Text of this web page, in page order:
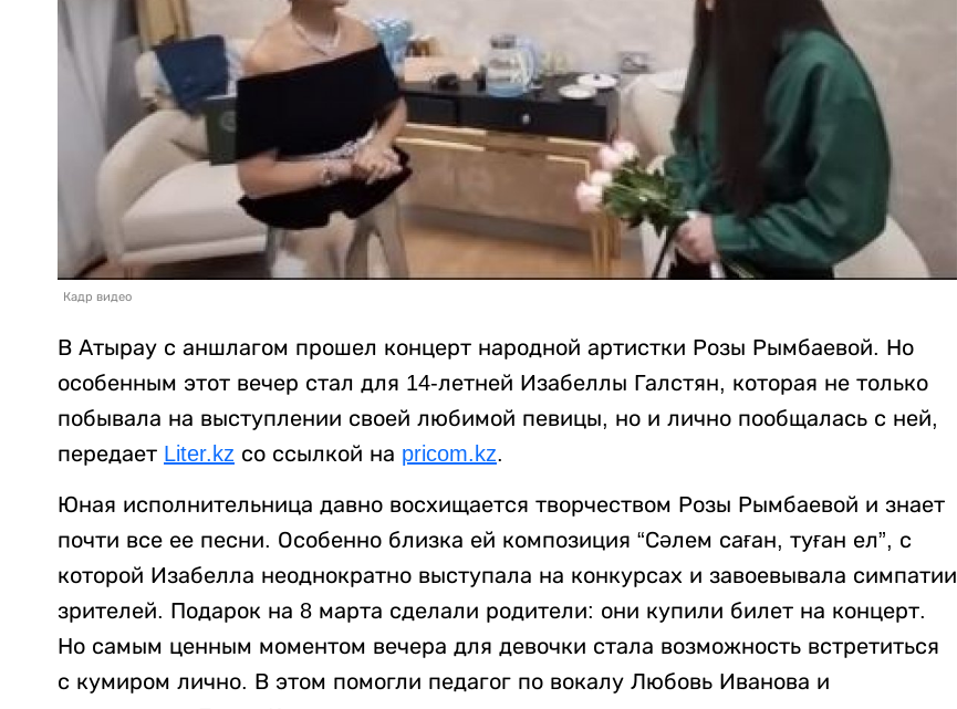
Кадр видео
В Атырау с аншлагом прошел концерт народной артистки Розы Рымбаевой. Но
особенным этот вечер стал для 14-летней Изабеллы Галстян, которая не только
побывала на выступлении своей любимой певицы, но и лично пообщалась с ней,
передает Liter.kz со ссылкой на pricom.kz.
Юная исполнительница давно восхищается творчеством Розы Рымбаевой и знает
почти все ее песни. Особенно близка ей композиция “Сәлем саған, туған ел”, с
которой Изабелла неоднократно выступала на конкурсах и завоевывала симпатии
зрителей. Подарок на 8 марта сделали родители: они купили билет на концерт.
Но самым ценным моментом вечера для девочки стала возможность встретиться
с кумиром лично. В этом помогли педагог по вокалу Любовь Иванова и